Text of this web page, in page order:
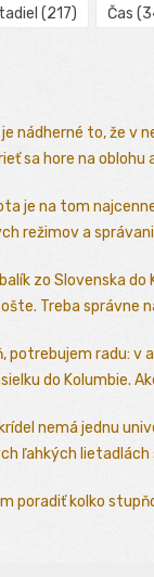
(217) Čas
nádherné to, že v
sa hore na oblohu
je na tom
režimov a
zo Slovenska
Treba správne
potrebujem radu: v
do Kolumbie.
nemá jednu
ľahkých lietadlách
poradiť kolko